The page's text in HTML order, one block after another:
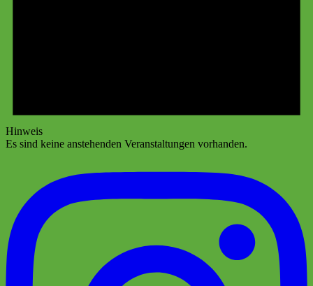
Hinweis
Es sind keine anstehenden Veranstaltungen vorhanden.